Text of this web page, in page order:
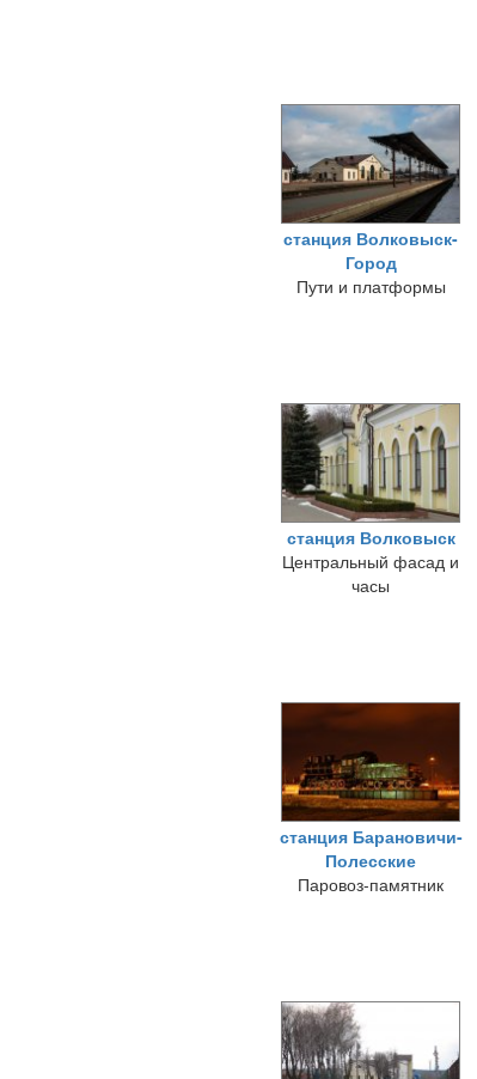
станция Волковыск-
Город
Пути и платформы
станция Волковыск
Центральный фасад и
часы
станция Барановичи-
Полесские
Паровоз-памятник